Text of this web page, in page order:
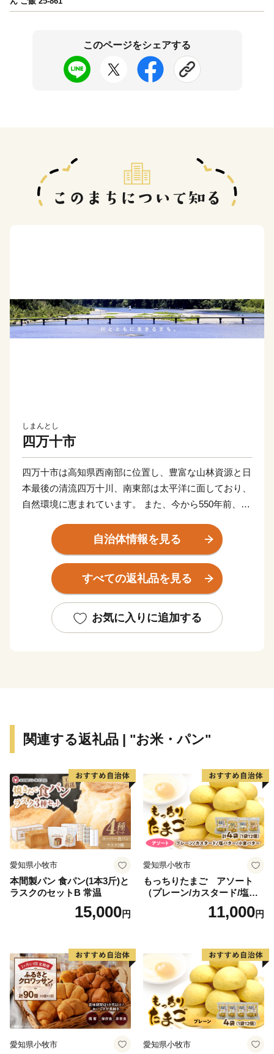
このページをシェアする
しまんとし
四万十市
四万十市は高知県西南部に位置し、豊富な山林資源と日
本最後の清流四万十川、南東部は太平洋に面しており、
自然環境に恵まれています。 また、今から550年前、前
都を模したまちづくりを始めたことから、「土佐の小京
都」と呼ばれています。
【お問い合わせはこちら】
・申込・書類・ご入金方法はこちら
株式会社 本気モード
電話：0875-24-8056
Email：shimanto@furusato-city.com
自治体情報を見る
すべての返礼品を見る
お気に入りに追加する
関連する返礼品 | "お米・パン"
愛知県小牧市
本間製パン 食パン(1本3斤)と
ラスクのセットB 常温
15,000円
愛知県小牧市
もっちりたまご アソート
（プレーン/カスタード/塩バ
ター/小倉バター）11,000円
愛知県小牧市 愛知県小牧市